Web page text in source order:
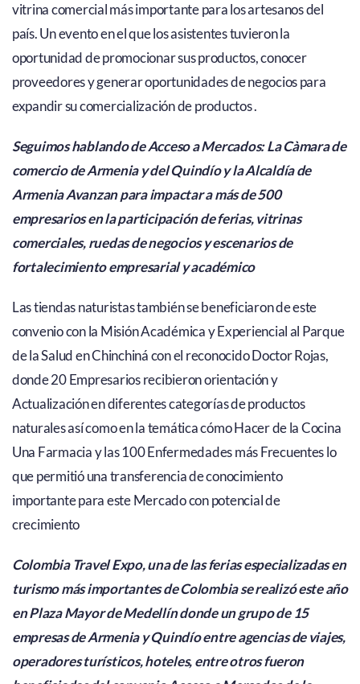
vitrina comercial más importante para los artesanos del
país. Un evento en el que los asistentes tuvieron la
oportunidad de promocionar sus productos, conocer
proveedores y generar oportunidades de negocios para
expandir su comercialización de productos .
Seguimos hablando de Acceso a Mercados: La Càmara de
comercio de Armenia y del Quindío y la Alcaldía de
Armenia Avanzan para impactar a más de 500
empresarios en la participación de ferias, vitrinas
comerciales, ruedas de negocios y escenarios de
fortalecimiento empresarial y académico
Las tiendas naturistas también se beneficiaron de este
convenio con la Misión Académica y Experiencial al Parque
de la Salud en Chinchiná con el reconocido Doctor Rojas,
donde 20 Empresarios recibieron orientación y
Actualización en diferentes categorías de productos
naturales así como en la temática cómo Hacer de la Cocina
Una Farmacia y las 100 Enfermedades más Frecuentes lo
que permitió una transferencia de conocimiento
importante para este Mercado con potencial de
crecimiento
Colombia Travel Expo, una de las ferias especializadas en
turismo más importantes de Colombia se realizó este año
en Plaza Mayor de Medellín donde un grupo de 15
empresas de Armenia y Quindío entre agencias de viajes,
operadores turísticos, hoteles, entre otros fueron